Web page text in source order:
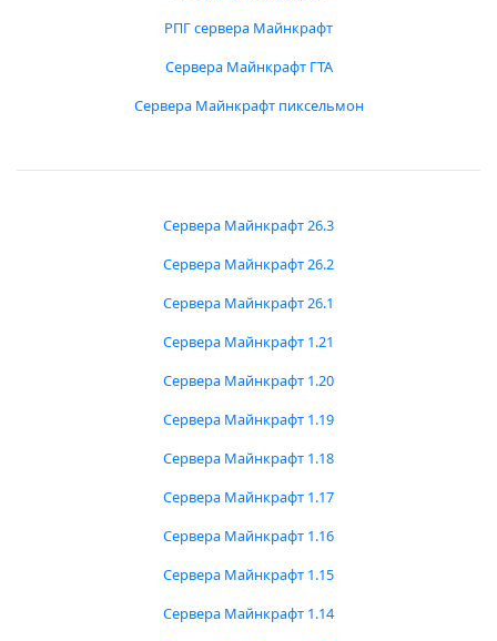
РПГ сервера Майнкрафт
Сервера Майнкрафт ГТА
Сервера Майнкрафт пиксельмон
Сервера Майнкрафт 26.3
Сервера Майнкрафт 26.2
Сервера Майнкрафт 26.1
Сервера Майнкрафт 1.21
Сервера Майнкрафт 1.20
Сервера Майнкрафт 1.19
Сервера Майнкрафт 1.18
Сервера Майнкрафт 1.17
Сервера Майнкрафт 1.16
Сервера Майнкрафт 1.15
Сервера Майнкрафт 1.14